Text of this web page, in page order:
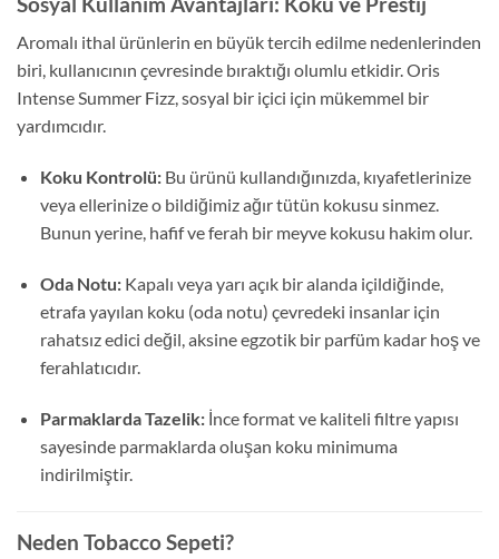
Aromalı ithal ürünlerin en büyük tercih edilme nedenlerinden
biri, kullanıcının çevresinde bıraktığı olumlu etkidir. Oris
Intense Summer Fizz, sosyal bir içici için mükemmel bir
yardımcıdır.
Koku Kontrolü:Bu ürünü kullandığınızda, kıyafetlerinize
veya ellerinize o bildiğimiz ağır tütün kokusu sinmez.
Bunun yerine, hafif ve ferah bir meyve kokusu hakim olur.
Oda Notu:Kapalı veya yarı açık bir alanda içildiğinde,
etrafa yayılan koku (oda notu) çevredeki insanlar için
rahatsız edici değil, aksine egzotik bir parfüm kadar hoş ve
ferahlatıcıdır.
Parmaklarda Tazelik:İnce format ve kaliteli filtre yapısı
sayesinde parmaklarda oluşan koku minimuma
indirilmiştir.
Neden Tobacco Sepeti?